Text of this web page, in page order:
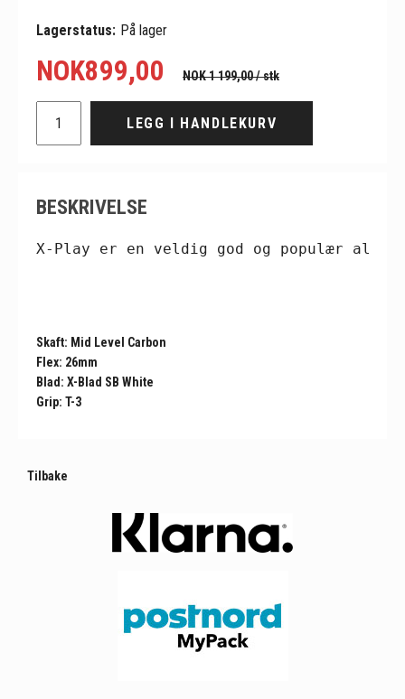
Lagerstatus: På lager
NOK899,00 NOK 1 199,00/ stk
LEGG I HANDLEKURV
BESKRIVELSE
X-Play er en veldig god og populær
Skaft: Mid Level Carbon
Flex: 26mm
Blad: X-Blad SB White
Grip: T-3
Tilbake